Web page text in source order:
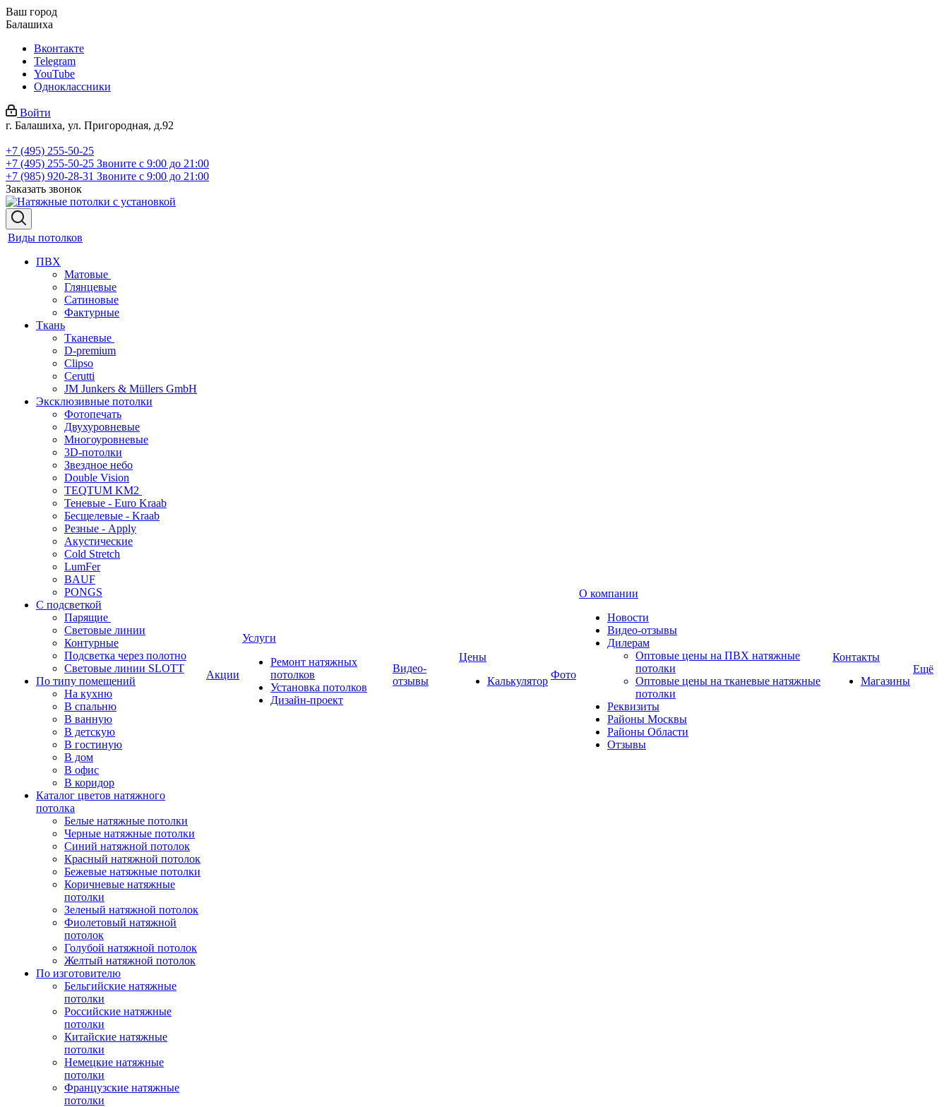
Ваш город
Балашиха
Вконтакте
Telegram
YouTube
Одноклассники
Войти
г. Балашиха, ул. Пригородная, д.92
+7 (495) 255-50-25
+7 (495) 255-50-25 Звоните с 9:00 до 21:00
+7 (985) 920-28-31 Звоните с 9:00 до 21:00
Заказать звонок
Виды потолков
ПВХ
Матовые
Глянцевые
Сатиновые
Фактурные
Ткань
Тканевые
D-premium
Clipso
Cerutti
JM Junkers & Müllers GmbH
Эксклюзивные потолки
Фотопечать
Двухуровневые
Многоуровневые
3D-потолки
Звездное небо
Double Vision
TEQTUM KM2
Теневые - Euro Kraab
Бесщелевые - Kraab
Резные - Apply
Акустические
Cold Stretch
LumFer
BAUF
PONGS
С подсветкой
Парящие
Световые линии
Контурные
Подсветка через полотно
Световые линии SLOTT
По типу помещений
На кухню
В спальню
В ванную
В детскую
В гостиную
В дом
В офис
В коридор
Каталог цветов натяжного
потолка
Белые натяжные потолки
Черные натяжные потолки
Синий натяжной потолок
Красный натяжной потолок
Бежевые натяжные потолки
Коричневые натяжные
потолки
Зеленый натяжной потолок
Фиолетовый натяжной
потолок
Голубой натяжной потолок
Желтый натяжной потолок
По изготовителю
Бельгийские натяжные
потолки
Российские натяжные
потолки
Китайские натяжные
потолки
Немецкие натяжные
потолки
Французские натяжные
потолки
Акции
Услуги
Ремонт натяжных
потолков
Установка потолков
Дизайн-проект
Видео-
отзывы
Цены
Калькулятор
Фото
О компании
Новости
Видео-отзывы
Дилерам
Оптовые цены на ПВХ натяжные
потолки
Оптовые цены на тканевые натяжные
потолки
Реквизиты
Районы Москвы
Районы Области
Отзывы
Контакты
Магазины
Ещё